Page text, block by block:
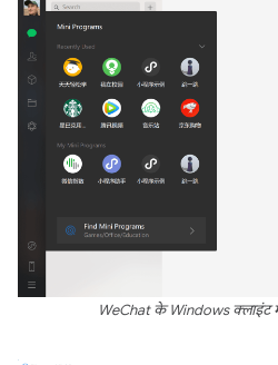
WeChat के Windows क्लाइंट